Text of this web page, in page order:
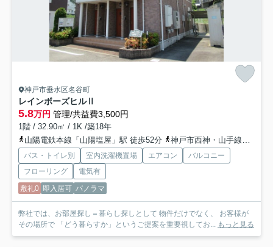
神戸市垂水区名谷町
レインボーズヒルⅡ
5.8万円 管理/共益費3,500円
1階 / 32.90㎡ / 1K /築18年
山陽電鉄本線「山陽塩屋」駅 徒歩52分
神戸市西神・山手線「総合運動公園」駅 徒歩45分
バス・トイレ別 室内洗濯機置場 エアコン
バルコニー
フローリング
電気有
敷礼0 即入居可 パノラマ
弊社では、お部屋探し＝暮らし探しとして 物件だけでなく、 お客様が
その場所で 「どう暮らすか」というご提案を重要視してお... もっと見る